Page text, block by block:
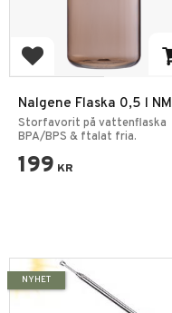
Lägg till i favoriter
Nalgene Flaska 0,5 l NM
Mocha Sustain
Storfavorit på vattenflaska
BPA/BPS & ftalat fria.
199 KR
NYHET